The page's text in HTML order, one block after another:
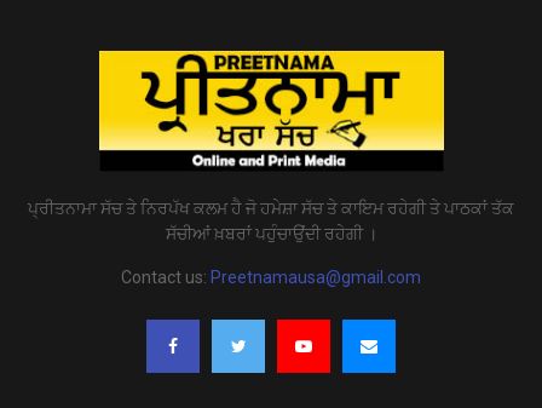
ਪ੍ਰੀਤਨਾਮਾ ਸੱਚ ਤੇ ਨਿਰਪੱਖ ਕਲਮ ਹੈ ਜੋ ਹਮੇਸ਼ਾ ਸੱਚ ਤੇ ਕਾਇਮ ਰਹੇਗੀ ਤੇ ਪਾਠਕਾਂ ਤੱਕ
ਸੱਚੀਆਂ ਖ਼ਬਰਾਂ ਪਹੁੰਚਾਉਂਦੀ ਰਹੇਗੀ ।
Contact us: Preetnamausa@gmail.com